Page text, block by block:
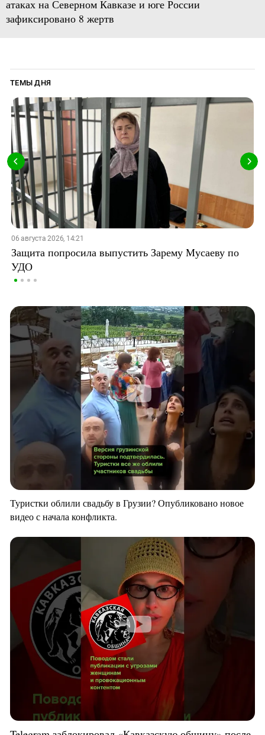
атаках на Северном Кавказе и юге России
зафиксировано 8 жертв
ТЕМЫ ДНЯ
06 августа 2026, 14:21
Защита попросила выпустить Зарему Мусаеву по
УДО
Туристки облили свадьбу в Грузии? Опубликовано новое
видео с начала конфликта.